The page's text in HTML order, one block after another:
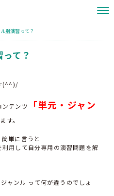
別演習って？
て？
(^^)/
テンツ
「単元・ジャン
す。
単に言うと
用して自分専用の演習問題を解
ャンル って何が違うのでしょ